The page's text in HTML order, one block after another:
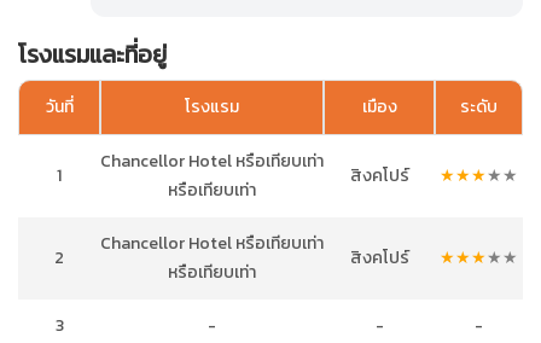
โรงแรมและที่อยู่
วันที่ โรงแรม เมือง ระดับ
1
Chancellor Hotel หรือเทียบเท่า
หรือเทียบเท่า
สิงคโปร์ ★★★★★
2
Chancellor Hotel หรือเทียบเท่า
หรือเทียบเท่า
สิงคโปร์ ★★★★★
3 - - -